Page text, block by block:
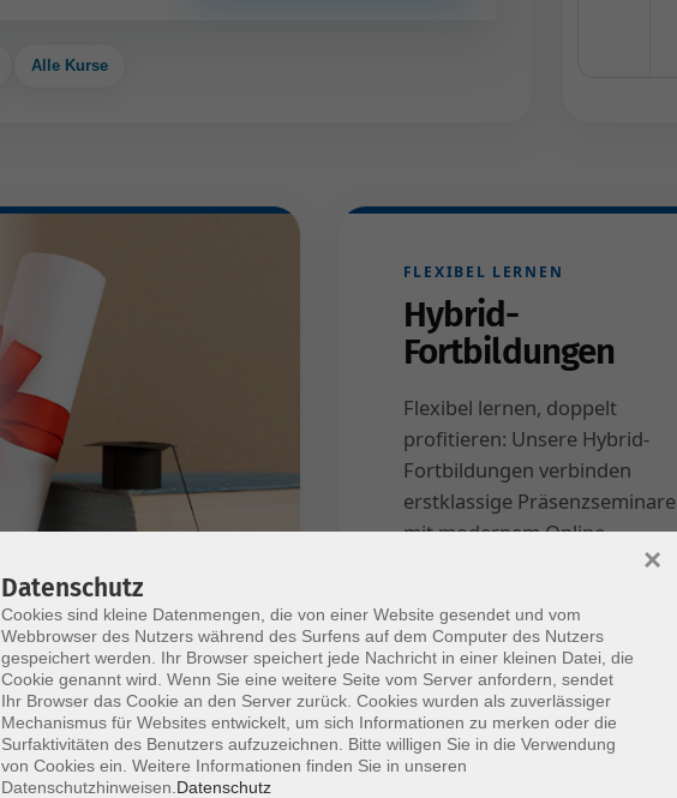
Alle Kurse
FLEXIBEL LERNEN
Hybrid-
Fortbildungen
Flexibel lernen, doppelt
profitieren: Unsere Hybrid-
Fortbildungen verbinden
erstklassige Präsenzseminare
mit modernem Online-
Komfort – live, interaktiv und
Erfahre Mehr
Datenschutz
Cookies sind kleine Datenmengen, die von einer Website gesendet und vom
Webbrowser des Nutzers während des Surfens auf dem Computer des Nutzers
gespeichert werden. Ihr Browser speichert jede Nachricht in einer kleinen Datei, die
Cookie genannt wird. Wenn Sie eine weitere Seite vom Server anfordern, sendet
Ihr Browser das Cookie an den Server zurück. Cookies wurden als zuverlässiger
Mechanismus für Websites entwickelt, um sich Informationen zu merken oder die
Surfaktivitäten des Benutzers aufzuzeichnen. Bitte willigen Sie in die Verwendung
von Cookies ein. Weitere Informationen finden Sie in unseren
Datenschutzhinweisen. Datenschutz
×